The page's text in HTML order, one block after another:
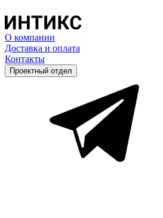
О компании
Доставка и оплата
Контакты
Проектный отдел